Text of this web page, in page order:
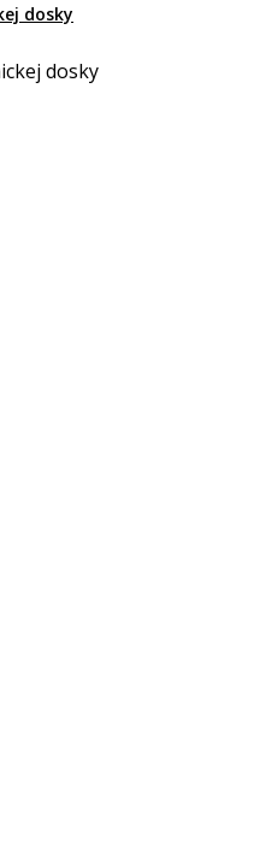
dosky
dosky